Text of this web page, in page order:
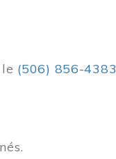
le (506) 856-4383